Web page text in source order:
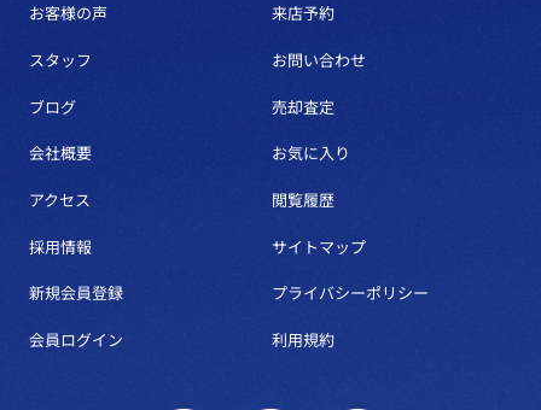
お客様の声
スタッフ
ブログ
会社概要
アクセス
採用情報
新規会員登録
会員ログイン
来店予約
お問い合わせ
売却査定
お気に入り
閲覧履歴
サイトマップ
プライバシーポリシー
利用規約